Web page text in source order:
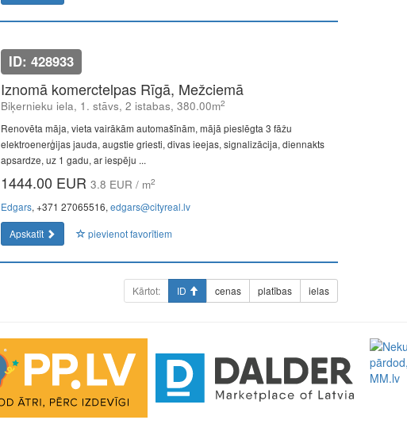
ID: 428933
Iznomā komerctelpas Rīgā, Mežciemā
Biķernieku iela, 1. stāvs, 2 istabas, 380.00m2
Renovēta māja, vieta vairākām automašīnām, mājā pieslēgta 3 fāžu
elektroenerģijas jauda, augstie griesti, divas ieejas, signalizācija, diennakts
apsardze, uz 1 gadu, ar iespēju ...
1444.00 EUR 3.8 EUR / m2
Edgars, +371 27065516, edgars@cityreal.lv
Apskatīt
pievienot favorītiem
Kārtot: ID cenas platības ielas